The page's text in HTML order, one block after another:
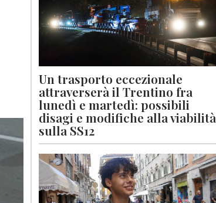
Un trasporto eccezionale
attraverserà il Trentino fra
lunedì e martedì: possibili
disagi e modifiche alla viabilità
sulla SS12